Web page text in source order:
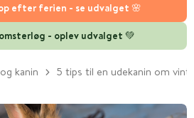
efter ferien - se udvalget 🌸
- oplev udvalget 💚
kanin 5 tips til en udekanin om